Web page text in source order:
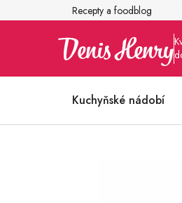
na
Recepty a foodblog
Kuchyňské nádobí